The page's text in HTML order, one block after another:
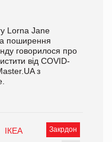
Lorna Jane
поширення
говорилося про
від COVID-
з
Закрдон
ІКЕА